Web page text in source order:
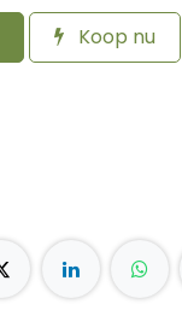
Koop nu